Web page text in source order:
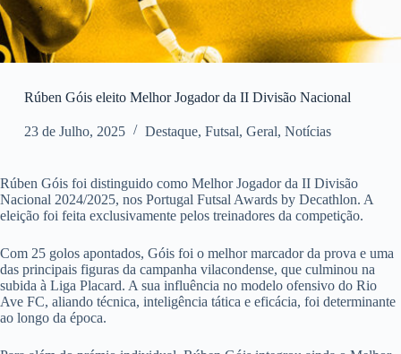
Rúben Góis eleito Melhor Jogador da II Divisão Nacional
23 de Julho, 2025 Destaque, Futsal, Geral, Notícias
Rúben Góis foi distinguido como Melhor Jogador da II Divisão
Nacional 2024/2025, nos Portugal Futsal Awards by Decathlon. A
eleição foi feita exclusivamente pelos treinadores da competição.
Com 25 golos apontados, Góis foi o melhor marcador da prova e uma
das principais figuras da campanha vilacondense, que culminou na
subida à Liga Placard. A sua influência no modelo ofensivo do Rio
Ave FC, aliando técnica, inteligência tática e eficácia, foi determinante
ao longo da época.